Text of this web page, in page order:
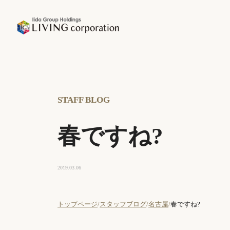
STAFF BLOG
春ですね?
2019.03.06
トップページ スタッフブログ 名古屋 春ですね?